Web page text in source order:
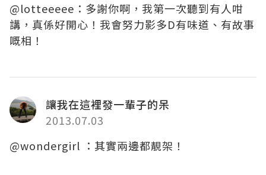
@lotteeeee：多謝你啊，我第一次聽到有人咁
講，真係好開心！我會努力影多D有味道、有故事
嘅相！
讓我在這裡發一輩子的呆
2013.07.03
@wondergirl ：其實兩邊都靚架！